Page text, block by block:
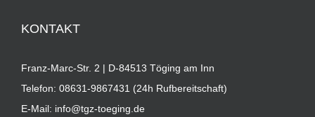
KONTAKT
Franz-Marc-Str. 2 | D-84513 Töging am Inn
Telefon: 08631-9867431 (24h Rufbereitschaft)
E-Mail: info@tgz-toeging.de